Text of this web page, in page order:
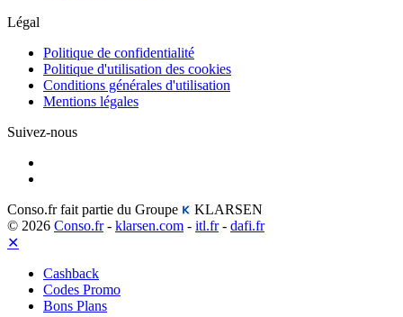
Légal
Politique de confidentialité
Politique d'utilisation des cookies
Conditions générales d'utilisation
Mentions légales
Suivez-nous
Conso.fr fait partie du Groupe
KLARSEN
© 2026 Conso.fr- klarsen.com - itl.fr- dafi.fr
✕
Cashback
Codes Promo
Bons Plans